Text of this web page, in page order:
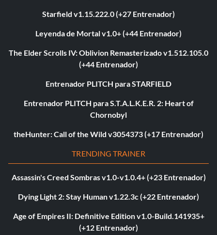
Starfield v1.15.222.0 (+27 Entrenador)
Leyenda de Mortal v1.0+ (+44 Entrenador)
The Elder Scrolls IV: Oblivion Remasterizado v1.512.105.0
(+44 Entrenador)
Entrenador PLITCH para STARFIELD
Entrenador PLITCH para S.T.A.L.K.E.R. 2: Heart of
Chornobyl
theHunter: Call of the Wild v3054373 (+17 Entrenador)
TRENDING TRAINER
Assassin's Creed Sombras v1.0-v1.0.4+ (+23 Entrenador)
Dying Light 2: Stay Human v1.22.3c (+22 Entrenador)
Age of Empires II: Definitive Edition v1.0-Build.141935+
(+12 Entrenador)